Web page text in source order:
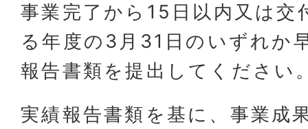
事業完了から15日以内又は交
る年度の3月31日のいずれか
報告書類を提出してください
実績報告書類を基に、事業成